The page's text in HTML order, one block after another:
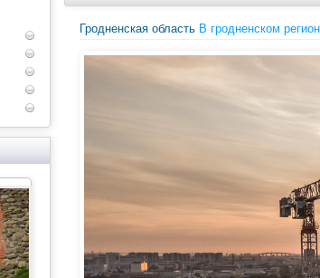
Гродненская область В гродненском